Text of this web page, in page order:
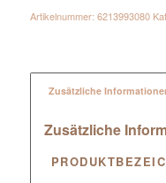
Artikelnummer: 6213993080
Zusätzliche
Zusätzliche